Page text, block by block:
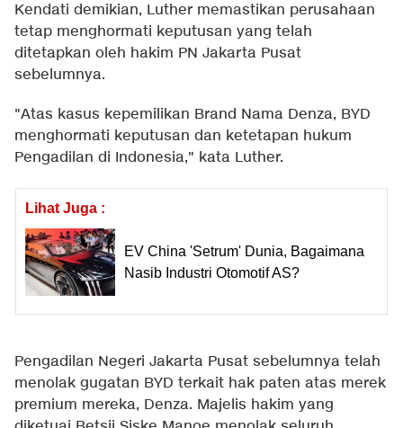
Kendati demikian, Luther memastikan perusahaan
tetap menghormati keputusan yang telah
ditetapkan oleh hakim PN Jakarta Pusat
sebelumnya.
"Atas kasus kepemilikan Brand Nama Denza, BYD
menghormati keputusan dan ketetapan hukum
Pengadilan di Indonesia," kata Luther.
Lihat Juga :
EV China 'Setrum' Dunia, Bagaimana
Nasib Industri Otomotif AS?
Pengadilan Negeri Jakarta Pusat sebelumnya telah
menolak gugatan BYD terkait hak paten atas merek
premium mereka, Denza. Majelis hakim yang